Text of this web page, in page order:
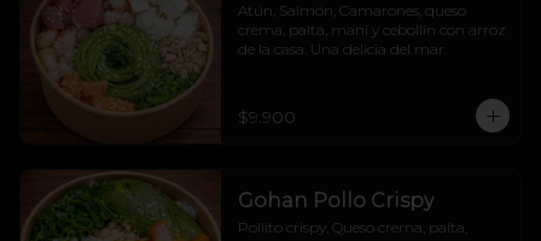
Atún, Salmón, Camarones, queso
crema, palta, maní y cebollín con arroz
de la casa. Una delicia del mar.
$9.900
Gohan Pollo Crispy
Pollito crispy, Queso crema, palta,